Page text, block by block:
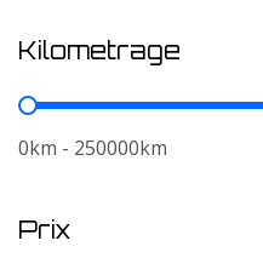
Kilometrage
Kilometrage
0km - 250000km
Prix